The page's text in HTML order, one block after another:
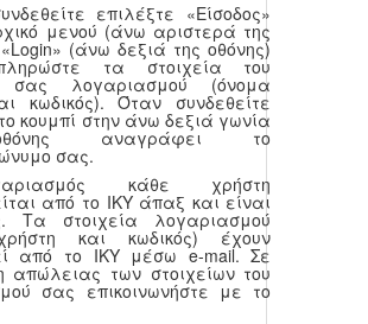
επιλέξτε «Είσοδος»
μενού (άνω αριστερά της
(άνω δεξιά της οθόνης)
τα στοιχεία του
σας λογαριασμού (όνομα
κωδικός). Όταν συνδεθείτε
κουμπί στην άνω δεξιά γωνία
αναγράφει το
σας.
κάθε χρήστη
από το ΙΚΥ άπαξ και είναι
Τα στοιχεία λογαριασμού
και κωδικός) έχουν
από το ΙΚΥ μέσω e-mail. Σε
απώλειας των στοιχείων του
σας επικοινωνήστε με το